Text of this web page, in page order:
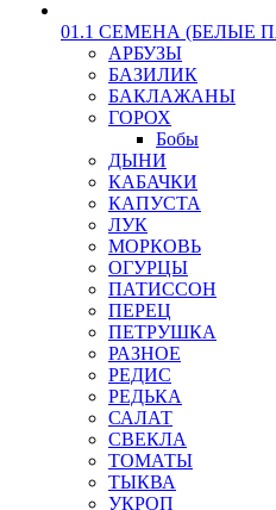
01.1 СЕМЕНА (БЕЛЫЕ
АРБУЗЫ
БАЗИЛИК
БАКЛАЖАНЫ
ГОРОХ
Бобы
ДЫНИ
КАБАЧКИ
КАПУСТА
ЛУК
МОРКОВЬ
ОГУРЦЫ
ПАТИССОН
ПЕРЕЦ
ПЕТРУШКА
РАЗНОЕ
РЕДИС
РЕДЬКА
САЛАТ
СВЕКЛА
ТОМАТЫ
ТЫКВА
УКРОП